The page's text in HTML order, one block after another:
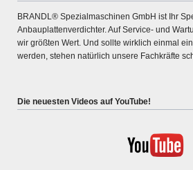
BRANDL® Spezialmaschinen GmbH ist Ihr
An­bau­platten­ver­dichter. Auf Service- und
wir größten Wert. Und sollte wirklich ein­mal
werden, stehen natür­lich unsere Fach­kräfte
Die neuesten Videos auf YouTube!